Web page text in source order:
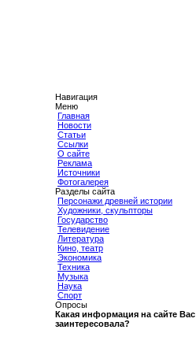
Навигация
Меню
Главная
Новости
Статьи
Ссылки
О сайте
Реклама
Источники
Фотогалерея
Разделы сайта
Персонажи древней истории
Художники, скульпторы
Государство
Телевидение
Литература
Кино, театр
Экономика
Техника
Музыка
Наука
Спорт
Опросы
Какая информация на сайте Вас
заинтересовала?